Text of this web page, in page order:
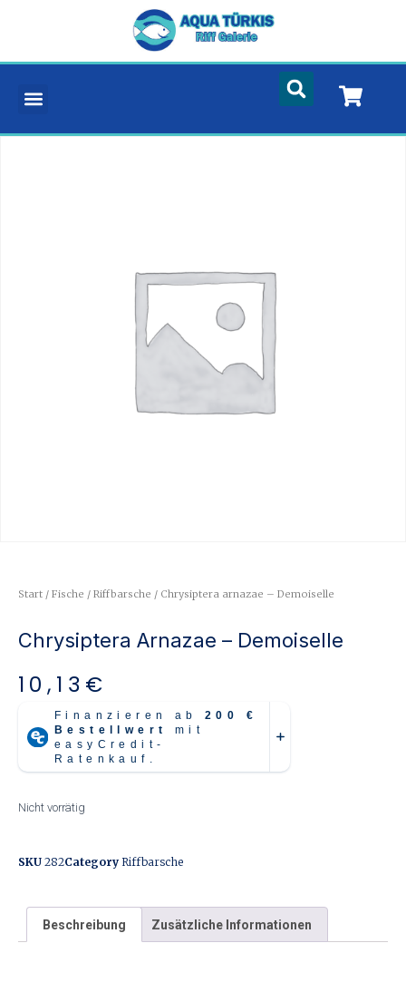
Start / Fische / Riffbarsche / Chrysiptera arnazae – Demoiselle
Chrysiptera Arnazae – Demoiselle
10,13 €
Nicht vorrätig
SKU 282Category Riffbarsche
Beschreibung Zusätzliche Informationen